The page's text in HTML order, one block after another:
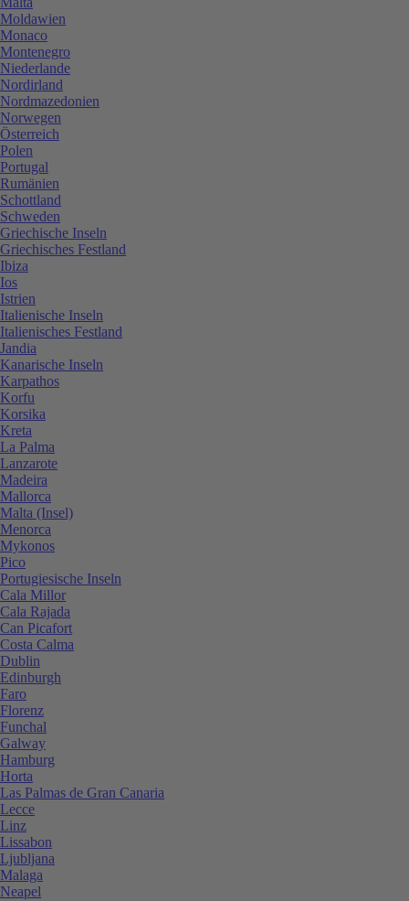
Moldawien
Monaco
Montenegro
Niederlande
Nordirland
Nordmazedonien
Norwegen
Österreich
Polen
Portugal
Rumänien
Schottland
Schweden
Griechische Inseln
Griechisches Festland
Ibiza
Ios
Istrien
Italienische Inseln
Italienisches Festland
Jandia
Kanarische Inseln
Karpathos
Korfu
Korsika
Kreta
La Palma
Lanzarote
Madeira
Mallorca
Malta (Insel)
Menorca
Mykonos
Pico
Portugiesische Inseln
Cala Millor
Cala Rajada
Can Picafort
Costa Calma
Dublin
Edinburgh
Faro
Florenz
Funchal
Galway
Hamburg
Horta
Las Palmas de Gran Canaria
Lecce
Linz
Lissabon
Ljubljana
Malaga
Neapel